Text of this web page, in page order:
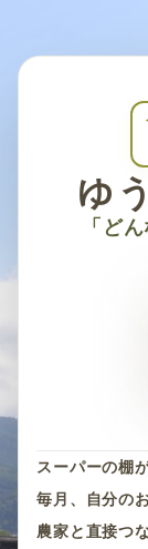
ゆ
「ど
スーパーの棚
毎月、自分の
農家と直接つ